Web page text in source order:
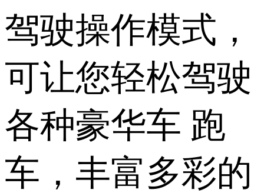
驾驶操作模式，
可让您轻松驾驶
各种豪华车 跑
车，丰富多彩的